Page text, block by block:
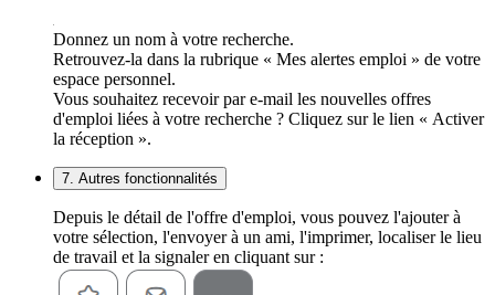
Donnez un nom à votre recherche.
Retrouvez-la dans la rubrique « Mes alertes emploi » de votre
espace personnel.
Vous souhaitez recevoir par e-mail les nouvelles offres
d'emploi liées à votre recherche ? Cliquez sur le lien « Activer
la réception ».
7. Autres fonctionnalités
Depuis le détail de l'offre d'emploi, vous pouvez l'ajouter à
votre sélection, l'envoyer à un ami, l'imprimer, localiser le lieu
de travail et la signaler en cliquant sur :